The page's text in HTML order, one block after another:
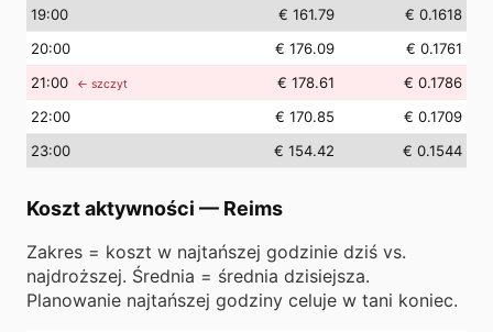
19:00 € 161.79
€ 0.1618
20:00 € 176.09
€ 0.1761
21:00 ← szczyt € 178.61
€ 0.1786
22:00 € 170.85
€ 0.1709
23:00 € 154.42 € 0.1544
Koszt aktywności — Reims
Zakres = koszt w najtańszej godzinie dziś vs.
najdroższej. Średnia = średnia dzisiejsza.
Planowanie najtańszej godziny celuje w tani koniec.